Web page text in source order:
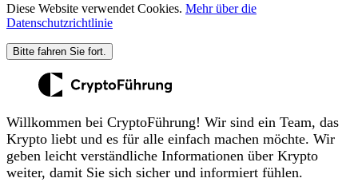
Diese Website verwendet Cookies. Mehr über die
Datenschutzrichtlinie
Bitte fahren Sie fort.
Willkommen bei CryptoFührung! Wir sind ein Team, das
Krypto liebt und es für alle einfach machen möchte. Wir
geben leicht verständliche Informationen über Krypto
weiter, damit Sie sich sicher und informiert fühlen.